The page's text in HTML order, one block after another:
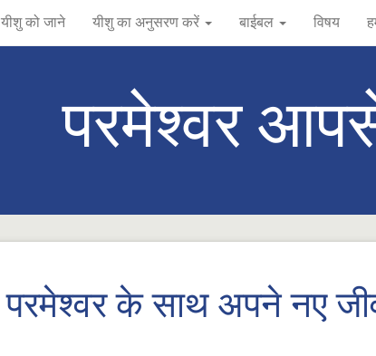
यीशु को जाने यीशु का अनुसरण करें बाईबल विषय
परमेश्वर
परमेश्वर के साथ अपने नए